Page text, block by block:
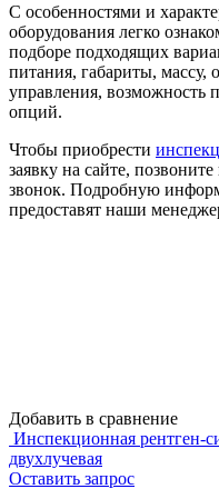
С особенностями и
оборудования легко
подборе подходящих
питания, габариты, массу,
управления, возможность
опций.
Чтобы приобрести
заявку на сайте,
звонок. Подробную
предоставят наши
Добавить в сравнение
Инспекционная рентген-
двухлучевая
Оставить запрос